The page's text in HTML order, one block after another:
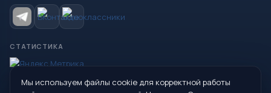
СТАТИСТИКА
© 2026 Управление образования Администрации МО
Мы используем файлы cookie для корректной работы